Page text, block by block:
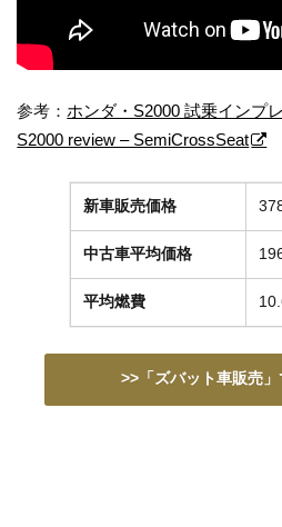
参考： ホンダ・S2000 試乗インプ
S2000 review – SemiCrossSeat
新車販売価格
中古車平均価格
平均燃費
>>「ズバット車販売